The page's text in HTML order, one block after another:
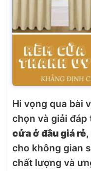
Hi vọng qua bài
chọn và giải đáp
cửa ở đâu giá rẻ
cho không gian
chất lượng và